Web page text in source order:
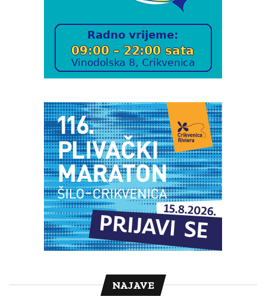
NAJAVE